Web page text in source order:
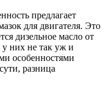
предлагает
для двигателя. Это
дизельное масло от
них не так уж и
особенностями
разница